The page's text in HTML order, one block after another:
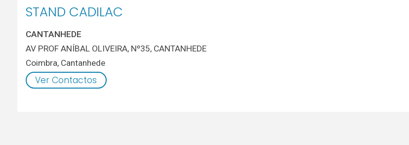
STAND CADILAC
CANTANHEDE
AV PROF ANÍBAL OLIVEIRA, Nº35, CANTANHEDE
Coimbra, Cantanhede
Ver Contactos